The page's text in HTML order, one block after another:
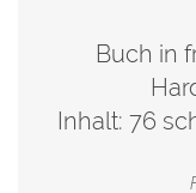
Buch in
Inhalt: 76